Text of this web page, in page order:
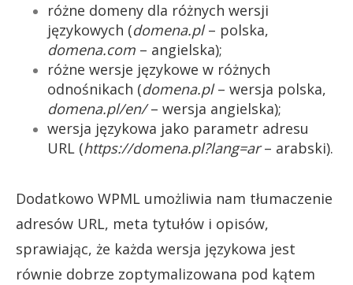
różne domeny dla różnych wersji
językowych (domena.pl– polska,
domena.com – angielska);
różne wersje językowe w różnych
odnośnikach (domena.pl– wersja polska,
domena.pl/en/– wersja angielska);
wersja językowa jako parametr adresu
URL (https://domena.pl?lang=ar– arabski).
Dodatkowo WPML umożliwia nam tłumaczenie
adresów URL, meta tytułów i opisów,
sprawiając, że każda wersja językowa jest
równie dobrze zoptymalizowana pod kątem